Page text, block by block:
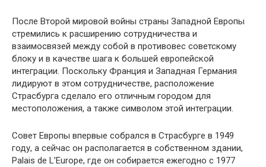
После Второй мировой войны страны Западной Европы
стремились к расширению сотрудничества и
взаимосвязей между собой в противовес советскому
блоку и в качестве шага к большей европейской
интеграции. Поскольку Франция и Западная Германия
лидируют в этом сотрудничестве, расположение
Страсбурга сделало его отличным городом для
местоположения, а также символом этой интеграции.
Совет Европы впервые собрался в Страсбурге в 1949
году, а сейчас он располагается в собственном здании,
Palais de L’Europe, где он собирается ежегодно с 1977